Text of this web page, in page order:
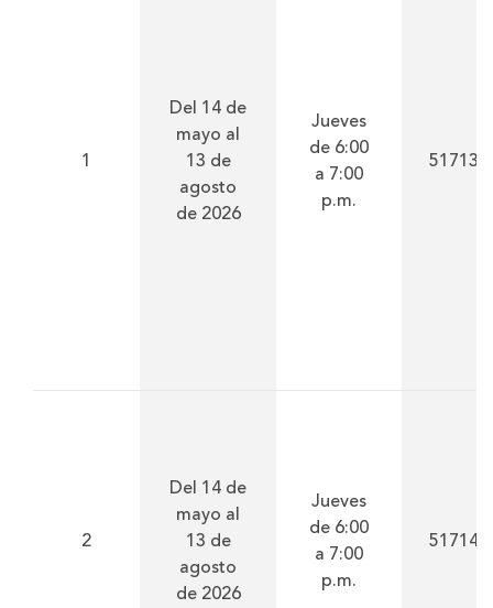
1
Del 14 de
mayo al
13 de
agosto
de 2026
Jueves
de 6:00
a 7:00
p.m.
51713
2
Del 14 de
mayo al
13 de
agosto
de 2026
Jueves
de 6:00
a 7:00
p.m.
51714